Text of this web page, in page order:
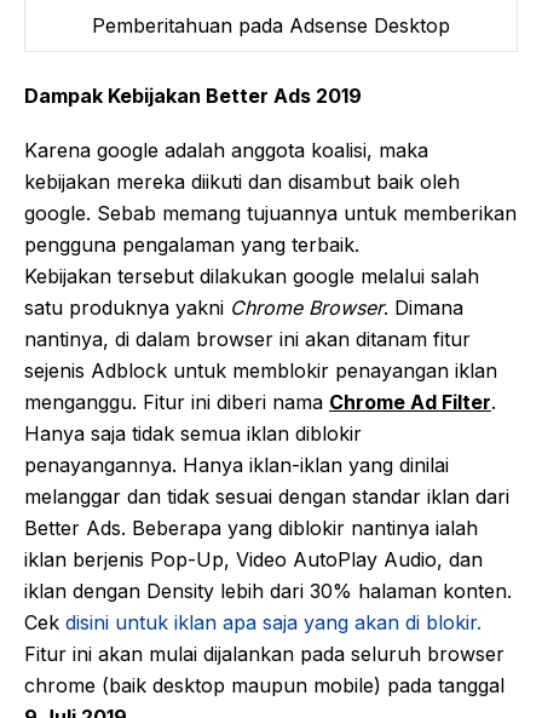
Pemberitahuan pada Adsense Desktop
Dampak Kebijakan Better Ads 2019
Karena google adalah anggota koalisi, maka
kebijakan mereka diikuti dan disambut baik oleh
google. Sebab memang tujuannya untuk memberikan
pengguna pengalaman yang terbaik.
Kebijakan tersebut dilakukan google melalui salah
satu produknya yakni Chrome Browser. Dimana
nantinya, di dalam browser ini akan ditanam fitur
sejenis Adblock untuk memblokir penayangan iklan
menganggu. Fitur ini diberi nama Chrome Ad Filter.
Hanya saja tidak semua iklan diblokir
penayangannya. Hanya iklan-iklan yang dinilai
melanggar dan tidak sesuai dengan standar iklan dari
Better Ads. Beberapa yang diblokir nantinya ialah
iklan berjenis Pop-Up, Video AutoPlay Audio, dan
iklan dengan Density lebih dari 30% halaman konten.
Cek disini untuk iklan apa saja yang akan di blokir.
Fitur ini akan mulai dijalankan pada seluruh browser
chrome (baik desktop maupun mobile) pada tanggal